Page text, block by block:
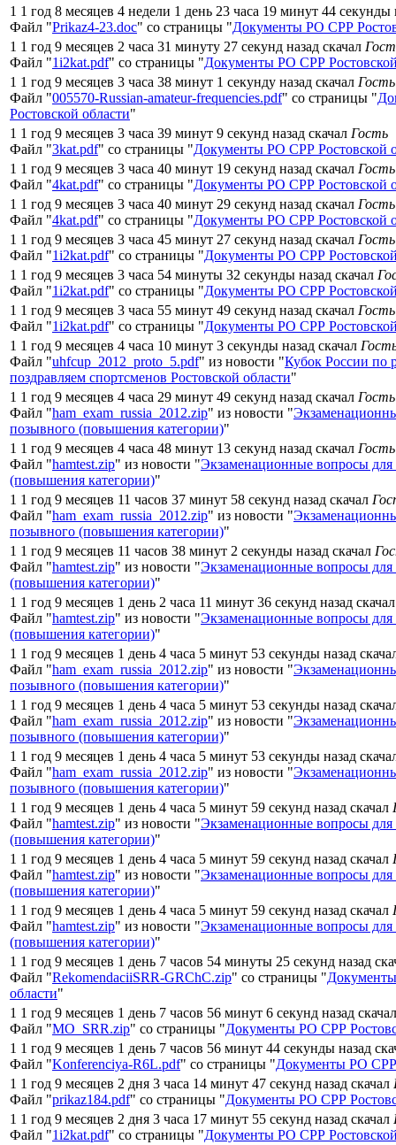
1 1 год 8 месяцев 4 недели 1 день 23 часа 19 минут 44 секунды
Файл "Prikaz4-23.doc" со страницы "Документы РО СРР
1 1 год 9 месяцев 2 часа 31 минуту 27 секунд назад скачал
Файл "1i2kat.pdf" со страницы "Документы РО СРР
1 1 год 9 месяцев 3 часа 38 минут 1 секунду назад скачал Гость
Файл "005570-Russian-amateur-frequencies.pdf" со страницы "
Ростовской области"
1 1 год 9 месяцев 3 часа 39 минут 9 секунд назад скачал Гость
Файл "3kat.pdf" со страницы "Документы РО СРР Ростовской
1 1 год 9 месяцев 3 часа 40 минут 19 секунд назад скачал Гость
Файл "4kat.pdf" со страницы "Документы РО СРР Ростовской
1 1 год 9 месяцев 3 часа 40 минут 29 секунд назад скачал Гость
Файл "4kat.pdf" со страницы "Документы РО СРР Ростовской
1 1 год 9 месяцев 3 часа 45 минут 27 секунд назад скачал Гость
Файл "1i2kat.pdf" со страницы "Документы РО СРР
1 1 год 9 месяцев 3 часа 54 минуты 32 секунды назад скачал
Файл "1i2kat.pdf" со страницы "Документы РО СРР
1 1 год 9 месяцев 3 часа 55 минут 49 секунд назад скачал Гость
Файл "1i2kat.pdf" со страницы "Документы РО СРР
1 1 год 9 месяцев 4 часа 10 минут 3 секунды назад скачал
Файл "uhfcup_2012_proto_5.pdf" из новости "Кубок России по
поздравляем спортсменов Ростовской области"
1 1 год 9 месяцев 4 часа 29 минут 49 секунд назад скачал Гость
Файл "ham_exam_russia_2012.zip" из новости "
позывного (повышения категории)"
1 1 год 9 месяцев 4 часа 48 минут 13 секунд назад скачал Гость
Файл "hamtest.zip" из новости "Экзаменационные вопросы
(повышения категории)"
1 1 год 9 месяцев 11 часов 37 минут 58 секунд назад скачал
Файл "ham_exam_russia_2012.zip" из новости "
позывного (повышения категории)"
1 1 год 9 месяцев 11 часов 38 минут 2 секунды назад скачал
Файл "hamtest.zip" из новости "Экзаменационные вопросы
(повышения категории)"
1 1 год 9 месяцев 1 день 2 часа 11 минут 36 секунд назад
Файл "hamtest.zip" из новости "Экзаменационные вопросы
(повышения категории)"
1 1 год 9 месяцев 1 день 4 часа 5 минут 53 секунды назад
Файл "ham_exam_russia_2012.zip" из новости "
позывного (повышения категории)"
1 1 год 9 месяцев 1 день 4 часа 5 минут 53 секунды назад
Файл "ham_exam_russia_2012.zip" из новости "
позывного (повышения категории)"
1 1 год 9 месяцев 1 день 4 часа 5 минут 53 секунды назад
Файл "ham_exam_russia_2012.zip" из новости "
позывного (повышения категории)"
1 1 год 9 месяцев 1 день 4 часа 5 минут 59 секунд назад скачал
Файл "hamtest.zip" из новости "Экзаменационные вопросы
(повышения категории)"
1 1 год 9 месяцев 1 день 4 часа 5 минут 59 секунд назад скачал
Файл "hamtest.zip" из новости "Экзаменационные вопросы
(повышения категории)"
1 1 год 9 месяцев 1 день 4 часа 5 минут 59 секунд назад скачал
Файл "hamtest.zip" из новости "Экзаменационные вопросы
(повышения категории)"
1 1 год 9 месяцев 1 день 7 часов 54 минуты 25 секунд назад
Файл "RekomendaciiSRR-GRChC.zip" со страницы "
области"
1 1 год 9 месяцев 1 день 7 часов 56 минут 6 секунд назад
Файл "MO_SRR.zip" со страницы "Документы РО СРР
1 1 год 9 месяцев 1 день 7 часов 56 минут 44 секунды назад
Файл "Konferenciya-R6L.pdf" со страницы "Документы РО СРР
1 1 год 9 месяцев 2 дня 3 часа 14 минут 47 секунд назад скачал
Файл "prikaz184.pdf" со страницы "Документы РО СРР
1 1 год 9 месяцев 2 дня 3 часа 17 минут 55 секунд назад скачал
Файл "1i2kat.pdf" со страницы "Документы РО СРР